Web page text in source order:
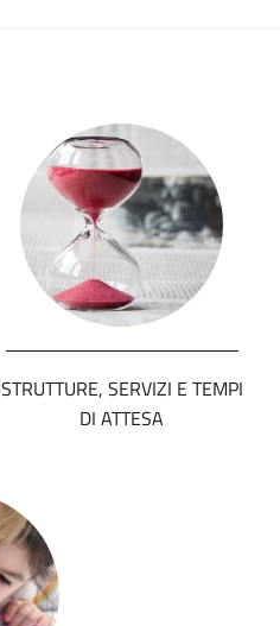
STRUTTURE, SERVIZI E TEMPI
DI ATTESA